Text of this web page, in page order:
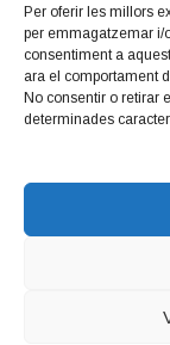
Per oferir les millors
per emmagatzemar i/
consentiment a
ara el comportament
No consentir o retirar
determinades
Amb el suport
de:
Copyright ©